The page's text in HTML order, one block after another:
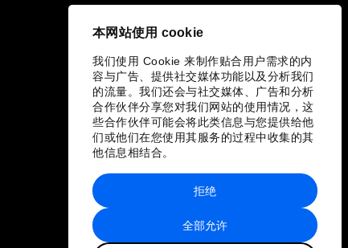
本网站使用 cookie
我们使用 Cookie 来制作贴合用户需求的内
容与广告、提供社交媒体功能以及分析我们
的流量。我们还会与社交媒体、广告和分析
合作伙伴分享您对我们网站的使用情况，这
些合作伙伴可能会将此类信息与您提供给他
们或他们在您使用其服务的过程中收集的其
他信息相结合。
全部允许
拒绝